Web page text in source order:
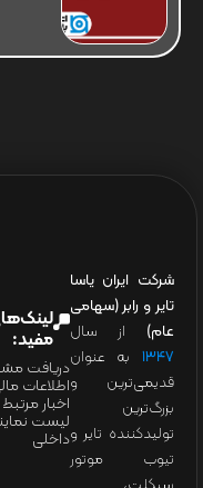
شرکت ایران یاسا
تایر و رابر (سهامی
عام) از سال
۱۳۴۷ به عنوان
قدیمی‌ترین و
بزرگ‌ترین
تولیدکننده تایر و
تیوب موتور
مفید:
دریافت
اطلاعات
اخبار مرتبط
لیست
داخلی